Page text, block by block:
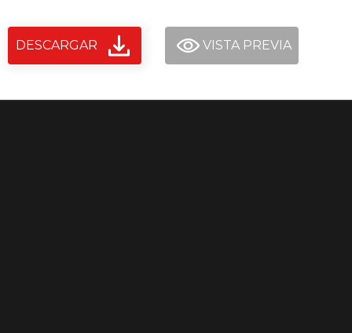
DESCARGAR VISTA PREVIA